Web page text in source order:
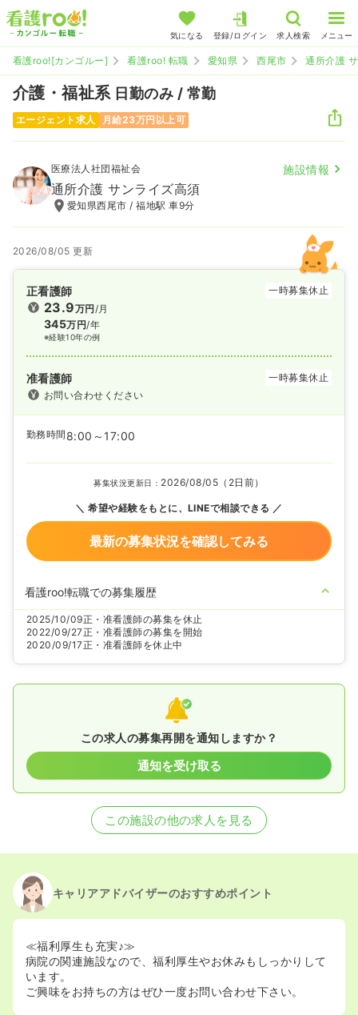
気になる 登録/ログイン 求人検索 メニュー
看護roo![カンゴルー] 看護roo! 転職 愛知県 西尾市 通所介護
介護・福祉系 日勤のみ / 常勤
エージェント求人 月給23万円以上可
医療法人社団福祉会 施設情報
通所介護 サンライズ高須
愛知県西尾市 / 福地駅 車9分
2026/08/05 更新
正看護師 一時募集休止
23.9万円/月
345万円/年
※経験10年の例
准看護師
一時募集休止
お問い合わせください
勤務時間 8:00～17:00
募集状況更新日： 2026/08/05（2日前）
希望や経験をもとに、LINEで相談できる
最新の募集状況を確認してみる
看護roo!転職での募集履歴
2025/10/09正・准看護師の募集を休止
2022/09/27正・准看護師の募集を開始
2020/09/17正・准看護師を休止中
この求人の募集再開を通知しますか？
通知を受け取る
この施設の他の求人を見る
キャリアアドバイザーのおすすめポイント
≪福利厚生も充実♪≫
病院の関連施設なので、福利厚生やお休みもしっかりして
います。
ご興味をお持ちの方はぜひ一度お問い合わせ下さい。